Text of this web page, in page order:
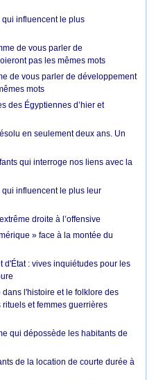
qui influencent le plus
de vous parler de
pas les mêmes mots
de vous parler de développement
mots
des Égyptiennes d’hier et
en seulement deux ans. Un
qui interroge nos liens avec la
qui influencent le plus leur
droite à l’offensive
» face à la montée du
d'État : vives inquiétudes pour les
l'histoire et le folklore des
et femmes guerrières
qui dépossède les habitants de
de la location de courte durée à